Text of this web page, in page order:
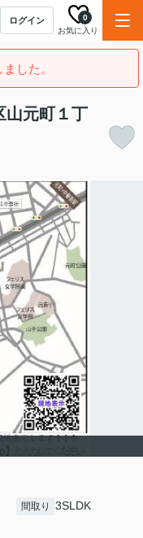
ログイン
お気に入り
0
した。
元町１丁
間取り 3SLDK